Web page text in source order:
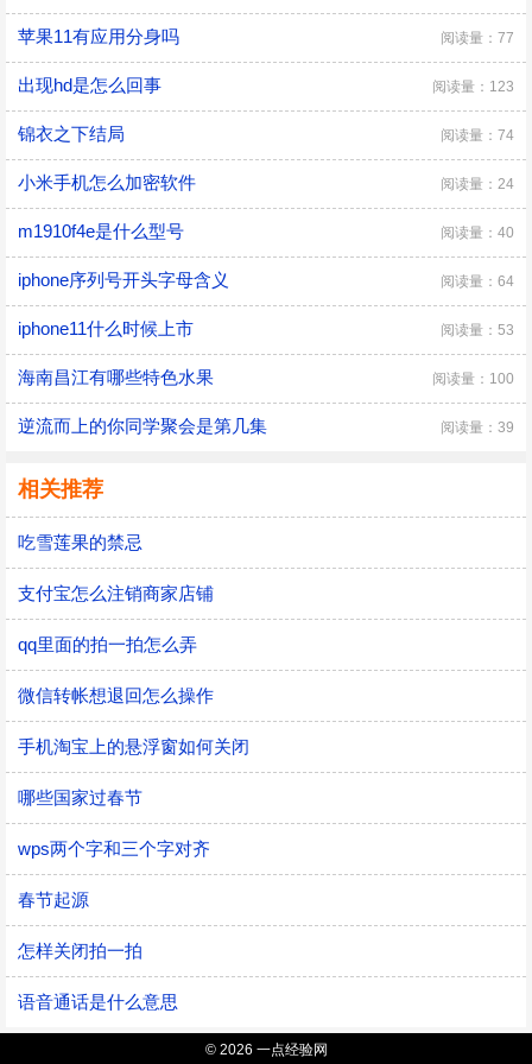
苹果11有应用分身吗 阅读量：77
出现hd是怎么回事 阅读量：123
锦衣之下结局 阅读量：74
小米手机怎么加密软件 阅读量：24
m1910f4e是什么型号 阅读量：40
iphone序列号开头字母含义 阅读量：64
iphone11什么时候上市 阅读量：53
海南昌江有哪些特色水果 阅读量：100
逆流而上的你同学聚会是第几集 阅读量：39
相关推荐
吃雪莲果的禁忌
支付宝怎么注销商家店铺
qq里面的拍一拍怎么弄
微信转帐想退回怎么操作
手机淘宝上的悬浮窗如何关闭
哪些国家过春节
wps两个字和三个字对齐
春节起源
怎样关闭拍一拍
语音通话是什么意思
© 2026 一点经验网